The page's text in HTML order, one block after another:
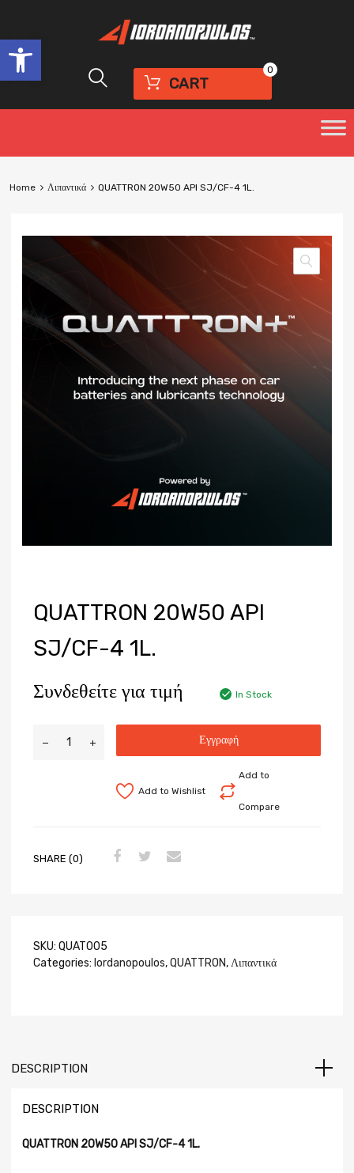
Open toolbar
CART
0
Home Λιπαντικά QUATTRON 20W50 API SJ/CF-4 1L.
QUATTRON 20W50 API
SJ/CF-4 1L.
Συνδεθείτε για τιμή In Stock
Εγγραφή
Add to
Compare
Add to Wishlist
SHARE (0)
SKU: QUAT005
Categories: Iordanopoulos,QUATTRON,Λιπαντικά
DESCRIPTION
DESCRIPTION
QUATTRON 20W50 API SJ/CF-4 1L.